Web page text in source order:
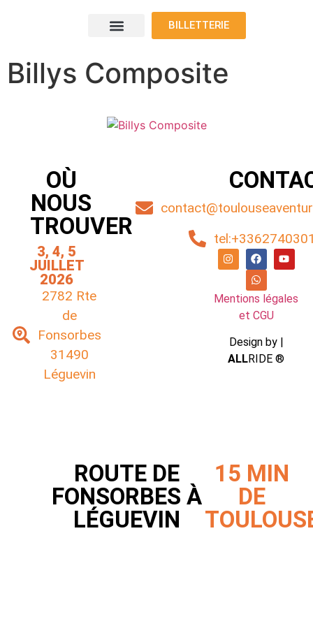
BILLETTERIE
Billys Composite
OÙ
NOUS
TROUVER
3, 4, 5
JUILLET
2026
2782 Rte
de
Fonsorbes
31490
Léguevin
Mentions légales
et CGU
Design by |
ALLRIDE ®
ROUTE DE
FONSORBES À
LÉGUEVIN
15 MIN
DE